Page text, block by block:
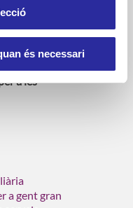
és necessari
amb
a les
a gent gran